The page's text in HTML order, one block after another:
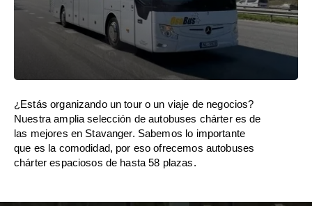
¿Estás organizando un tour o un viaje de negocios?
Nuestra amplia selección de autobuses chárter es de
las mejores en Stavanger. Sabemos lo importante
que es la comodidad, por eso ofrecemos autobuses
chárter espaciosos de hasta 58 plazas.